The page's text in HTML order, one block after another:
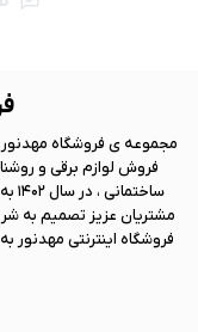
مجموعه ی فروشگاه مهد نور
فروش لوازم برقی و
مشتریان عزیز تصمیم به
فروشگاه اینترنتی مهد نور